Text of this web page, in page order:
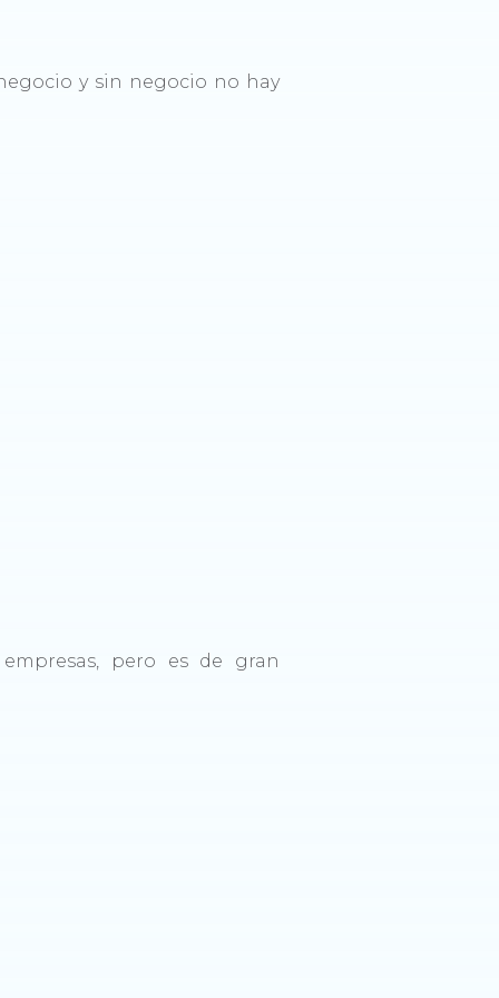
y sin negocio no hay
pero es de gran